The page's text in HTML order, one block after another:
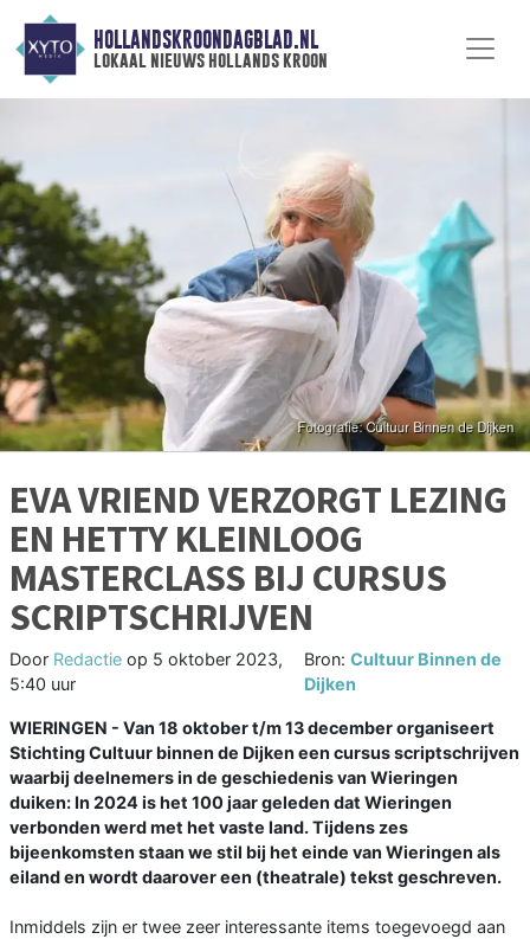
HOLLANDSKROONDAGBLAD.NL
lokaal nieuws hollands kroon
EVA VRIEND VERZORGT LEZING
EN HETTY KLEINLOOG
MASTERCLASS BIJ CURSUS
SCRIPTSCHRIJVEN
Door Redactie op 5 oktober 2023,
5:40 uur
Bron: Cultuur Binnen de
Dijken
WIERINGEN - Van 18 oktober t/m 13 december organiseert
Stichting Cultuur binnen de Dijken een cursus scriptschrijven
waarbij deelnemers in de geschiedenis van Wieringen
duiken: In 2024 is het 100 jaar geleden dat Wieringen
verbonden werd met het vaste land. Tijdens zes
bijeenkomsten staan we stil bij het einde van Wieringen als
eiland en wordt daarover een (theatrale) tekst geschreven.
Inmiddels zijn er twee zeer interessante items toegevoegd aan